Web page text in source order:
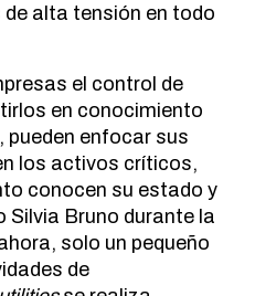
de alta tensión en todo
el control de
en conocimiento
pueden enfocar sus
los activos críticos,
conocen su estado y
Silvia Bruno durante la
solo un pequeño
de